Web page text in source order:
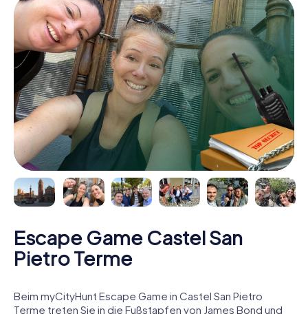
Escape Game Castel San
Pietro Terme
Beim myCityHunt Escape Game in Castel San Pietro
Terme treten Sie in die Fußstapfen von James Bond und